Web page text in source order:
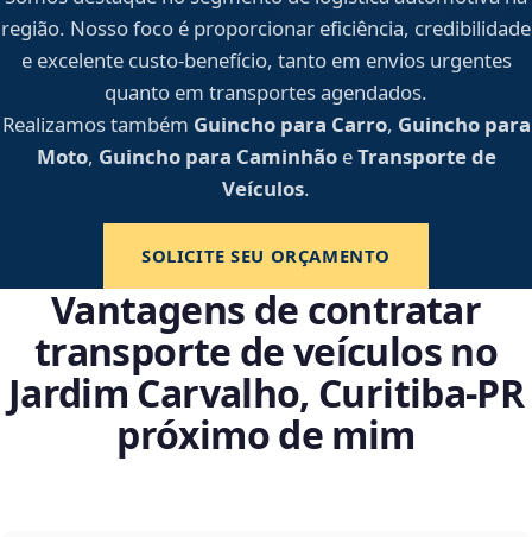
região. Nosso foco é proporcionar eficiência, credibilidade
e excelente custo-benefício, tanto em envios urgentes
quanto em transportes agendados.
Realizamos também Guincho para Carro, Guincho para
Moto, Guincho para CaminhãoeTransporte de
Veículos.
SOLICITE SEU ORÇAMENTO
Vantagens de contratar
transporte de veículos no
Jardim Carvalho, Curitiba‑PR
próximo de mim